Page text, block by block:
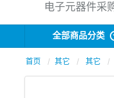
电子元器件采
全部商品分类
首页 其它 其它